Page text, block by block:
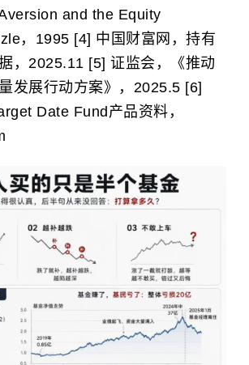
and the Equity
，1995 [4] 中国财富网，持有
，2025.11 [5] 证监会，《推动
发展行动方案》，2025.5 [6]
Date Fund产品资料，